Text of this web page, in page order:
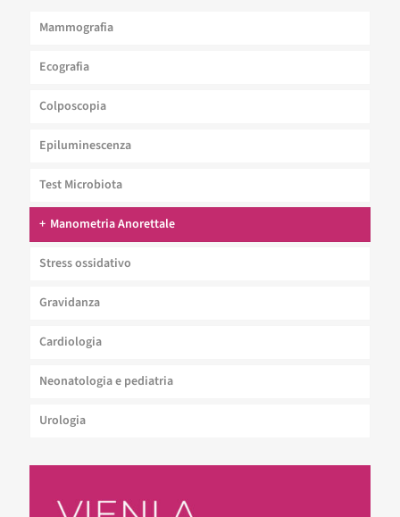
Mammografia
Ecografia
Colposcopia
Epiluminescenza
Test Microbiota
Manometria Anorettale
Stress ossidativo
Gravidanza
Cardiologia
Neonatologia e pediatria
Urologia